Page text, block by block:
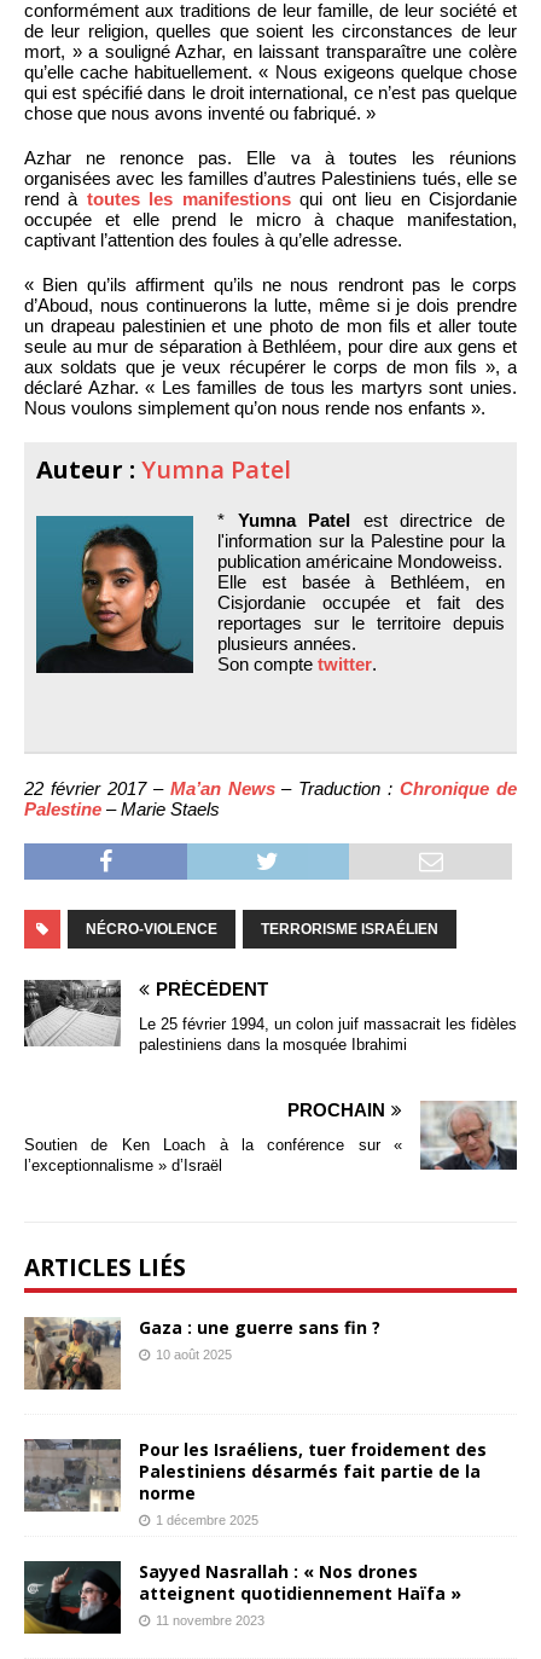
conformément aux traditions de leur famille, de leur société et
de leur religion, quelles que soient les circonstances de leur
mort, » a souligné Azhar, en laissant transparaître une colère
qu’elle cache habituellement. « Nous exigeons quelque chose
qui est spécifié dans le droit international, ce n’est pas quelque
chose que nous avons inventé ou fabriqué. »
Azhar ne renonce pas. Elle va à toutes les réunions
organisées avec les familles d’autres Palestiniens tués, elle se
rend à toutes les manifestionsqui ont lieu en Cisjordanie
occupée et elle prend le micro à chaque manifestation,
captivant l’attention des foules à qu’elle adresse.
« Bien qu’ils affirment qu’ils ne nous rendront pas le corps
d’Aboud, nous continuerons la lutte, même si je dois prendre
un drapeau palestinien et une photo de mon fils et aller toute
seule au mur de séparation à Bethléem, pour dire aux gens et
aux soldats que je veux récupérer le corps de mon fils », a
déclaré Azhar. « Les familles de tous les martyrs sont unies.
Nous voulons simplement qu’on nous rende nos enfants ».
Auteur : Yumna Patel
* Yumna Patel est directrice de
l'information sur la Palestine pour la
publication américaine Mondoweiss.
Elle est basée à Bethléem, en
Cisjordanie occupée et fait des
reportages sur le territoire depuis
plusieurs années.
Son compte twitter.
22 février 2017 – Ma’an News– Traduction :Chronique de
Palestine – Marie Staels
NÉCRO-VIOLENCE TERRORISME ISRAÉLIEN
PRÉCÉDENT
Le 25 février 1994, un colon juif massacrait les fidèles
palestiniens dans la mosquée Ibrahimi
PROCHAIN
Soutien de Ken Loach à la conférence sur «
l’exceptionnalisme » d’Israël
ARTICLES LIÉS
Gaza : une guerre sans fin ?
10 août 2025
Pour les Israéliens, tuer froidement des
Palestiniens désarmés fait partie de la
norme
1 décembre 2025
Sayyed Nasrallah : « Nos drones
atteignent quotidiennement Haïfa »
11 novembre 2023